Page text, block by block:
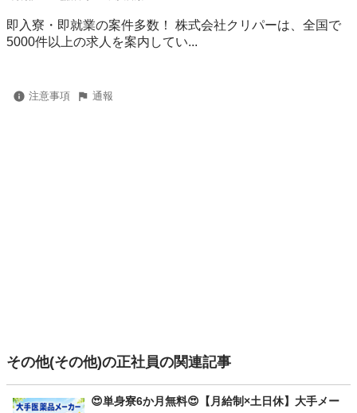
即入寮・即就業の案件多数！ 株式会社クリパーは、全国で
5000件以上の求人を案内してい...
注意事項 通報
その他(その他)の正社員の関連記事
😍単身寮6か月無料😍【月給制×土日休】大手メー